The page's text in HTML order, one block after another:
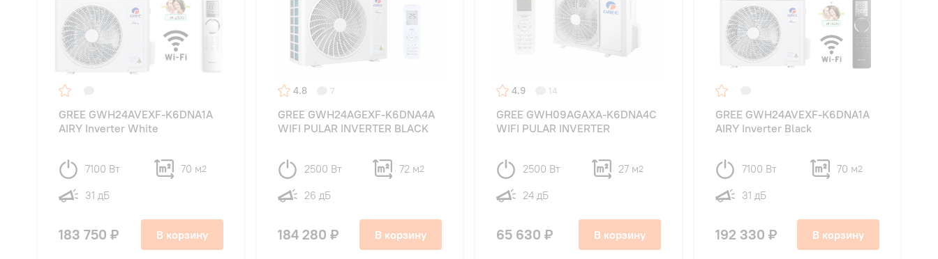
GREE GWH24AVEXF-K6DNA1A
AIRY Inverter White
7100 Вт 70 м2
31 дБ
183 750 ₽ В корзину
4.8 7
GREE GWH24AGEXF-K6DNA4A
WIFI PULAR INVERTER BLACK
2500 Вт 72 м2
26 дБ
184 280 ₽ В корзину
4.9 14
GREE GWH09AGAXA-K6DNA4C
WIFI PULAR INVERTER
2500 Вт 27 м2
24 дБ
65 630 ₽ В корзину
GREE GWH24AVEXF-K6DNA1A
AIRY Inverter Black
7100 Вт 70 м2
31 дБ
192 330 ₽ В корзину